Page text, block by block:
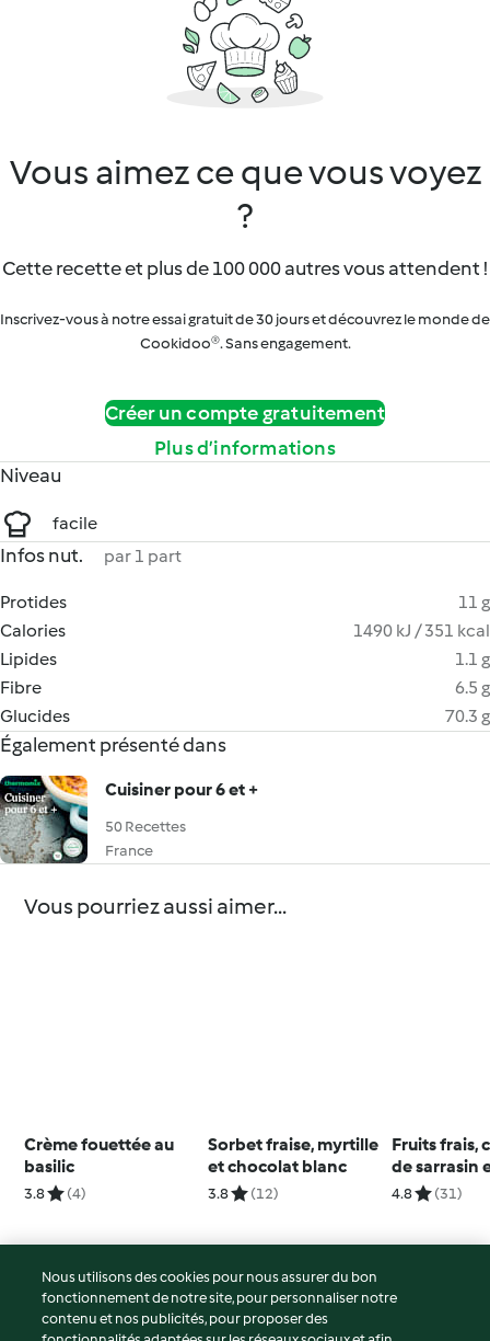
Vous aimez ce que vous voyez
?
Cette recette et plus de 100 000 autres vous attendent !
Inscrivez-vous à notre essai gratuit de 30 jours et découvrez le monde de
Cookidoo®. Sans engagement.
Créer un compte gratuitement
Plus d’informations
Niveau
facile
Infos nut. par 1 part
Protides
11 g
Calories
1490 kJ / 351 kcal
Lipides
1.1 g
Fibre
6.5 g
Glucides
70.3 g
Également présenté dans
Cuisiner pour 6 et +
50 Recettes
France
Vous pourriez aussi aimer...
Crème fouettée au
basilic
3.8 (4)
Sorbet fraise, myrtille
et chocolat blanc
3.8 (12)
Fruits frais,
de sarrasin
chantilly
4.8 (31)
© Copyright 2026
Nous utilisons des cookies pour nous assurer du bon
fonctionnement de notre site, pour personnaliser notre
contenu et nos publicités, pour proposer des